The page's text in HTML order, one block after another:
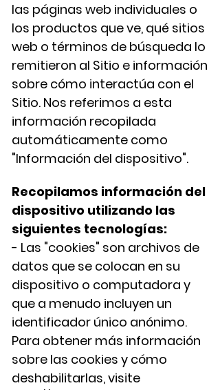
las páginas web individuales o
los productos que ve, qué sitios
web o términos de búsqueda lo
remitieron al Sitio e información
sobre cómo interactúa con el
Sitio. Nos referimos a esta
información recopilada
automáticamente como
"Información del dispositivo".
Recopilamos información del
dispositivo utilizando las
siguientes tecnologías:
- Las "cookies" son archivos de
datos que se colocan en su
dispositivo o computadora y
que a menudo incluyen un
identificador único anónimo.
Para obtener más información
sobre las cookies y cómo
deshabilitarlas, visite